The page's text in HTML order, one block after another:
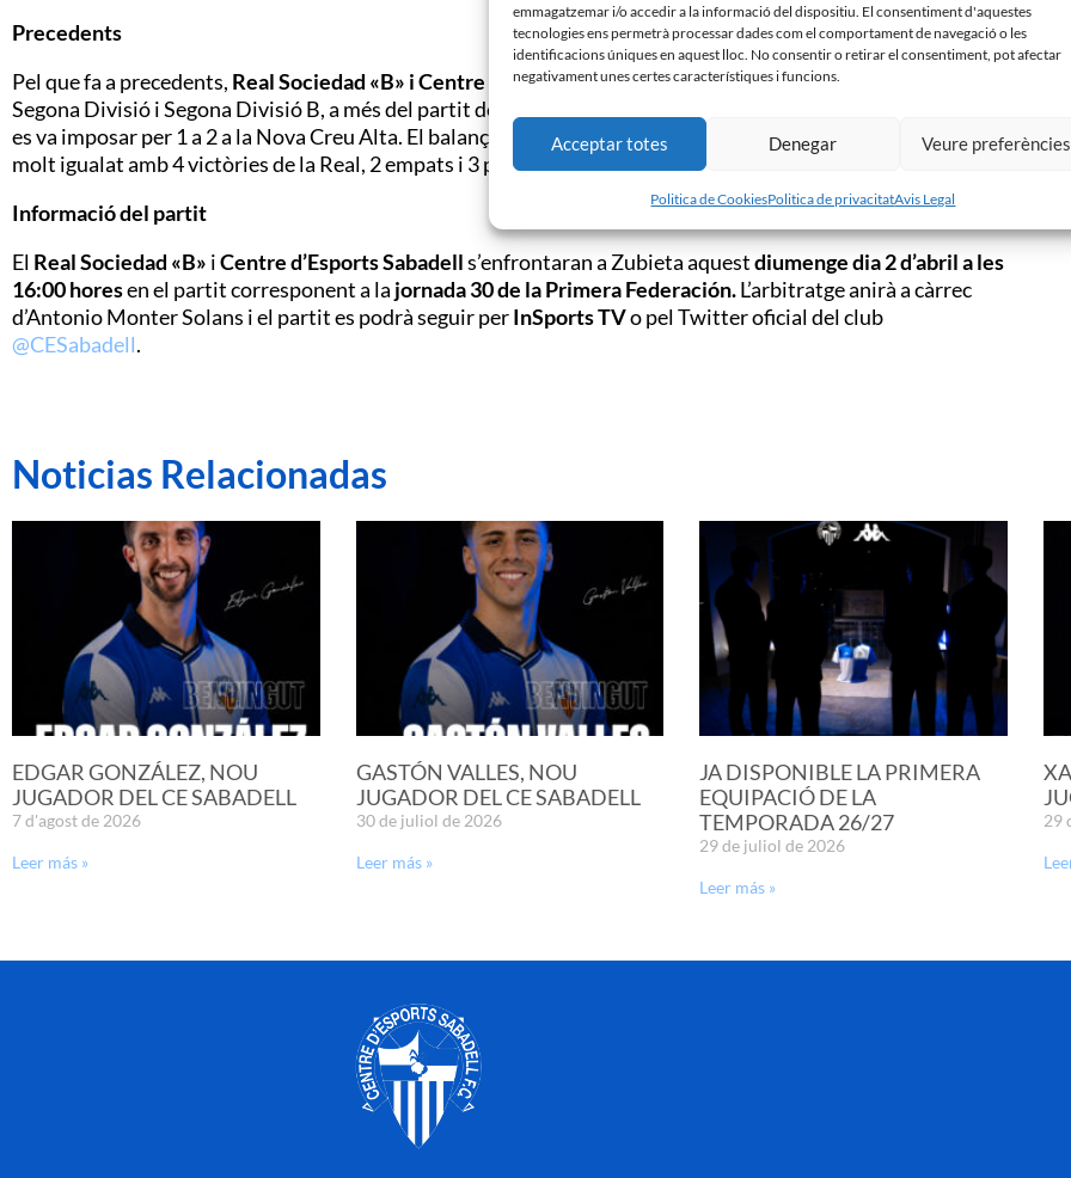
emmagatzemar i/o accedir a la informació del dispositiu. El consentiment d'aquestes
tecnologies ens permetrà processar dades com el comportament de navegació o les
identificacions úniques en aquest lloc. No consentir o retirar el consentiment, pot afectar
negativament unes certes característiques i funcions.
Acceptar totes Denegar Veure preferències
Politica de CookiesPolitica de privacitatAvis Legal
Precedents
Pel que fa a precedents, Real Sociedad «B» i Centre d’Esports Sabadells’han vist les cares en 9 ocasions a
Segona Divisió i Segona Divisió B, a més del partit de la primera volta a Primera Federación on el filial basc
es va imposar per 1 a 2 a la Nova Creu Alta. El balanç en els enfrontaments directes entre ambdós equips és
molt igualat amb 4 victòries de la Real, 2 empats i 3 per als Arlequinats.
Informació del partit
El Real Sociedad «B» iCentre d’Esports Sabadells’enfrontaran a Zubieta aquestdiumenge dia 2 d’abril a les
16:00 horesen el partit corresponent a la jornada 30 de la Primera Federación.L’arbitratge anirà a càrrec
d’Antonio Monter Solans i el partit es podrà seguir perInSports TVo pel Twitter oficial del club
@CESabadell.
Noticias Relacionadas
EDGAR GONZÁLEZ, NOU
JUGADOR DEL CE SABADELL
7 d'agost de 2026
Leer más »
GASTÓN VALLES, NOU
JUGADOR DEL CE SABADELL
30 de juliol de 2026
Leer más »
JA DISPONIBLE LA PRIMERA
EQUIPACIÓ DE LA
TEMPORADA 26/27
29 de juliol de 2026
Leer más »
29